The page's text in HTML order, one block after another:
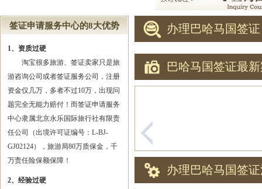
签证申请服务中心的8大优势
1、资质过硬
淘宝很多旅游、签证卖家只是旅
游咨询公司或者签证服务公司，注册
资金仅几万，多者不过10万，出现问
题完全无能力赔付！而签证申请服务
中心隶属北京永乐国际旅行社有限责
任公司（出境许可证编号：L-BJ-
GJ02124），旅游局80万质保金，千
万责任险保额保障！
2、经验过硬
办理巴哈马国签证
巴哈马国签证最
办理巴哈马国签